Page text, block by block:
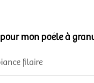
mon poêle à
filaire